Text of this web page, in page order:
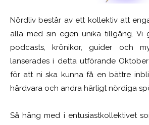
Nördliv består av ett kollektiv att
alla med sin egen unika tillgång. Vi
podcasts, krönikor, guider och
lanserades i detta utförande
för att ni ska kunna få en bättre
hårdvara och andra härligt nördiga
Så häng med i entusiastkollektivet